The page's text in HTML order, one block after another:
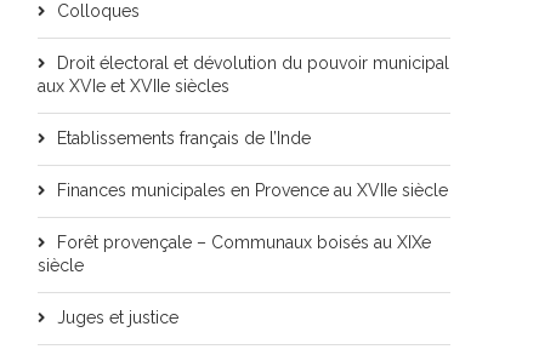
Colloques
Droit électoral et dévolution du pouvoir municipal
aux XVIe et XVIIe siècles
Etablissements français de l’Inde
Finances municipales en Provence au XVIIe siècle
Forêt provençale – Communaux boisés au XIXe
siècle
Juges et justice